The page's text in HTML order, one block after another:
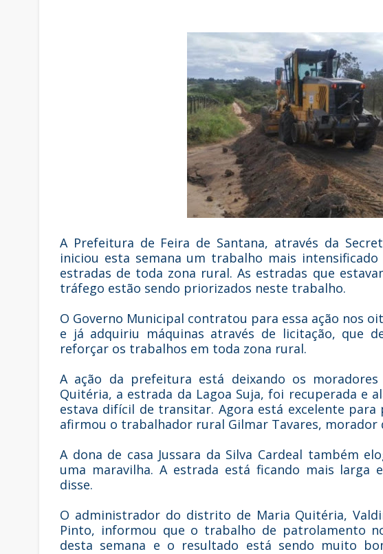
A Prefeitura de Feira de Santana, através da
iniciou esta semana um trabalho mais
estradas de toda zona rural. As estradas que
tráfego estão sendo priorizados neste trabalho.
O Governo Municipal contratou para essa ação nos
e já adquiriu máquinas através de licitação, que
reforçar os trabalhos em toda zona rural.
A ação da prefeitura está deixando os
Quitéria, a estrada da Lagoa Suja, foi recuperada e
estava difícil de transitar. Agora está excelente
afirmou o trabalhador rural Gilmar Tavares, morador
A dona de casa Jussara da Silva Cardeal também
uma maravilha. A estrada está ficando mais larga
disse.
O administrador do distrito de Maria Quitéria,
Pinto, informou que o trabalho de patrolamento
desta semana e o resultado está sendo muito